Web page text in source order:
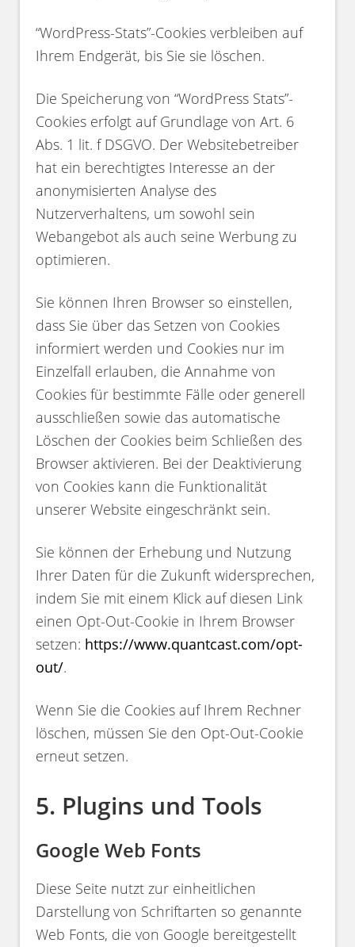
“WordPress-Stats”-Cookies verbleiben auf
Ihrem Endgerät, bis Sie sie löschen.
Die Speicherung von “WordPress Stats”-
Cookies erfolgt auf Grundlage von Art. 6
Abs. 1 lit. f DSGVO. Der Websitebetreiber
hat ein berechtigtes Interesse an der
anonymisierten Analyse des
Nutzerverhaltens, um sowohl sein
Webangebot als auch seine Werbung zu
optimieren.
Sie können Ihren Browser so einstellen,
dass Sie über das Setzen von Cookies
informiert werden und Cookies nur im
Einzelfall erlauben, die Annahme von
Cookies für bestimmte Fälle oder generell
ausschließen sowie das automatische
Löschen der Cookies beim Schließen des
Browser aktivieren. Bei der Deaktivierung
von Cookies kann die Funktionalität
unserer Website eingeschränkt sein.
Sie können der Erhebung und Nutzung
Ihrer Daten für die Zukunft widersprechen,
indem Sie mit einem Klick auf diesen Link
einen Opt-Out-Cookie in Ihrem Browser
setzen: https://www.quantcast.com/opt-
out/.
Wenn Sie die Cookies auf Ihrem Rechner
löschen, müssen Sie den Opt-Out-Cookie
erneut setzen.
5. Plugins und Tools
Google Web Fonts
Diese Seite nutzt zur einheitlichen
Darstellung von Schriftarten so genannte
Web Fonts, die von Google bereitgestellt